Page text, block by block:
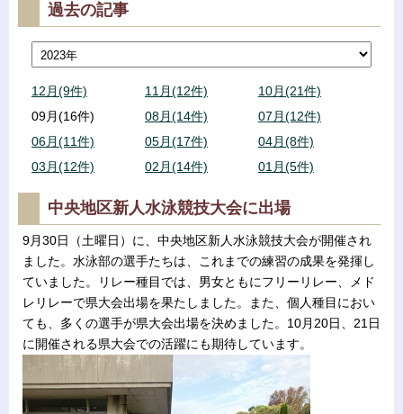
過去の記事
12月(9件) 11月(12件)
10月(21件)
09月(16件)
08月(14件)
07月(12件)
06月(11件)
05月(17件)
04月(8件)
03月(12件)
02月(14件) 01月(5件)
中央地区新人水泳競技大会に出場
9月30日（土曜日）に、中央地区新人水泳競技大会が開催され
ました。水泳部の選手たちは、これまでの練習の成果を発揮し
ていました。リレー種目では、男女ともにフリーリレー、メド
レリレーで県大会出場を果たしました。また、個人種目におい
ても、多くの選手が県大会出場を決めました。10月20日、21日
に開催される県大会での活躍にも期待しています。